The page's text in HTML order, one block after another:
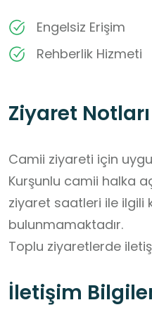
Engelsiz Erişim
Rehberlik Hizmeti
Ziyaret Notları
Camii ziyareti için
Kurşunlu camii halka
ziyaret saatleri ile ilgili
bulunmamaktadır.
Toplu ziyaretlerde
İletişim